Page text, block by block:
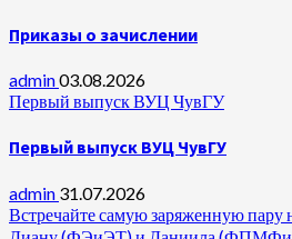
Приказы о зачислении
admin03.08.2026
Первый выпуск ВУЦ ЧувГУ
Первый выпуск ВУЦ ЧувГУ
admin 31.07.2026
Встречайте самую заряженную пару